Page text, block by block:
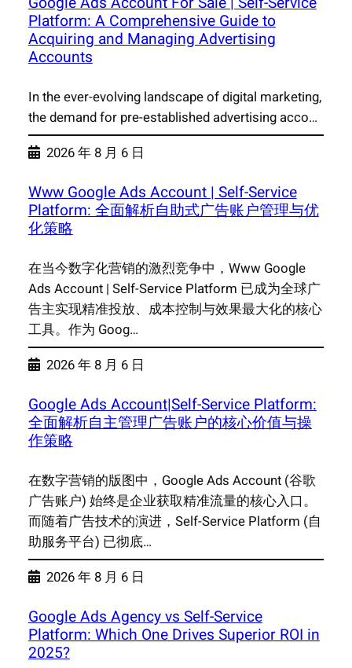
Platform: A Comprehensive Guide to
Acquiring and Managing Advertising
Accounts
In the ever-evolving landscape of digital marketing,
the demand for pre-established advertising acco…
2026 年 8 月 6 日
Www Google Ads Account | Self-Service
Platform: 全面解析自助式广告账户管理与优
化策略
在当今数字化营销的激烈竞争中，Www Google
Ads Account | Self-Service Platform 已成为全球广
告主实现精准投放、成本控制与效果最大化的核心
工具。作为 Goog…
2026 年 8 月 6 日
Google Ads Account|Self-Service Platform:
全面解析自主管理广告账户的核心价值与操
作策略
在数字营销的版图中，Google Ads Account (谷歌
广告账户) 始终是企业获取精准流量的核心入口。
而随着广告技术的演进，Self-Service Platform (自
助服务平台) 已彻底…
2026 年 8 月 6 日
Google Ads Agency vs Self-Service
Platform: Which One Drives Superior ROI in
2025?